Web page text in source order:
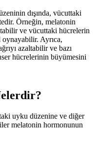
dışında, vücuttaki
Örneğin, melatonin
ve vücuttaki hücrelerin
Ayrıca,
azaltabilir ve bazı
hücrelerinin büyümesini
uyku düzenine ve diğer
melatonin hormonunun